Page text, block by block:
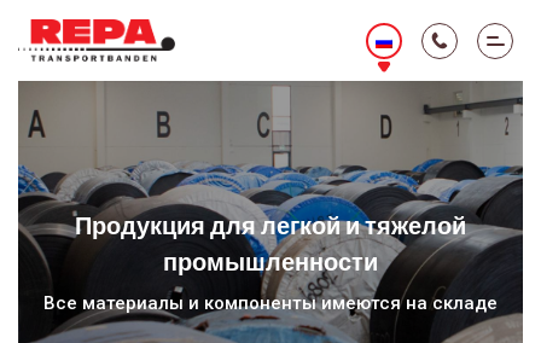
Продукция для легкой и тяжелой
промышленности
Все материалы и компоненты имеются на складе